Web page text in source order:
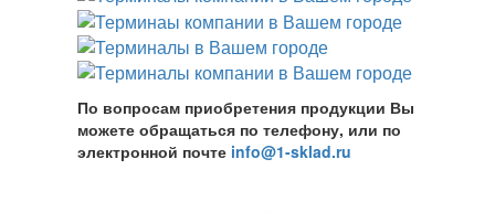
По вопросам приобретения продукции Вы
можете обращаться по телефону, или по
электронной почте info@1-sklad.ru